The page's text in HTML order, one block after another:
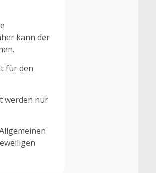
kann der
für den
werden nur